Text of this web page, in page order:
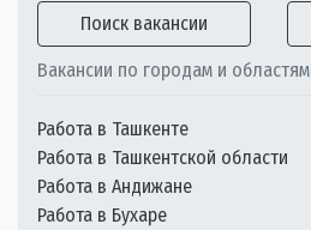
Поиск вакансии
Вакансии по городам и областям
Работа в Ташкенте
Работа в Ташкентской области
Работа в Андижане
Работа в Бухаре